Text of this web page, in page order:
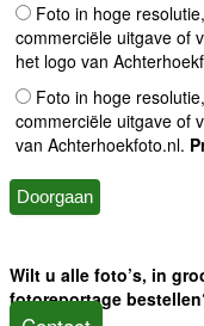
Foto in hoge
commerciële uitgave of
het logo van
Foto in hoge
commerciële uitgave of
van Achterhoekfoto.nl.
Wilt u alle foto’s, in
fotoreportage